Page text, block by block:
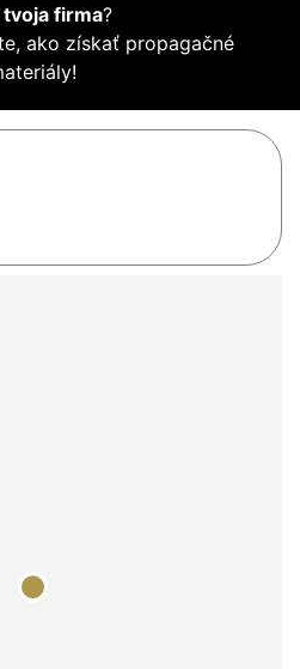
tvoja firma?
ako získať propagačné